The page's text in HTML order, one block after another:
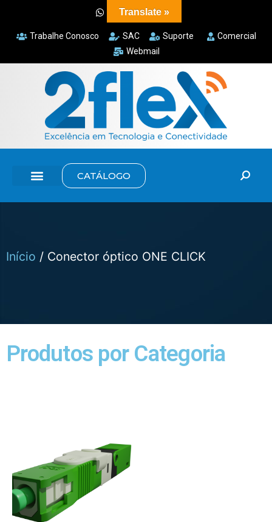
Trabalhe Conosco SAC Suporte
Comercial
Webmail
CATÁLOGO
Início / Conector óptico ONE CLICK
Produtos por Categoria
Translate »